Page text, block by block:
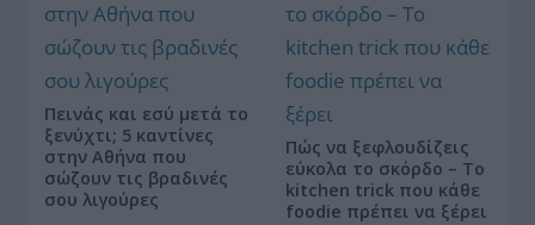
Πεινάς και εσύ μετά το
ξενύχτι; 5 καντίνες
στην Αθήνα που
σώζουν τις βραδινές
σου λιγούρες
Πώς να ξεφλουδίζεις
εύκολα το σκόρδο – Το
kitchen trick που κάθε
foodie πρέπει να ξέρει